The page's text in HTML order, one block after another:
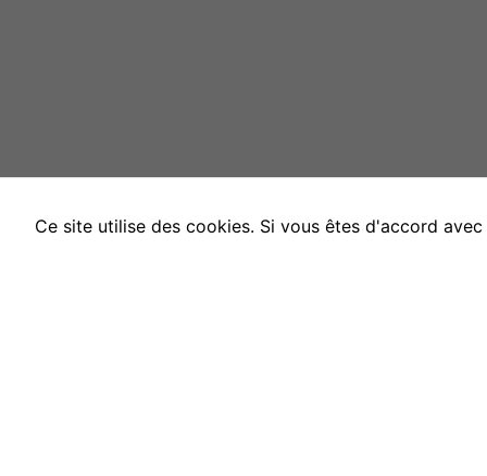
Ce site utilise des cookies. Si vous êtes d'accord